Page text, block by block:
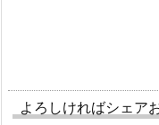
よろしければシェア